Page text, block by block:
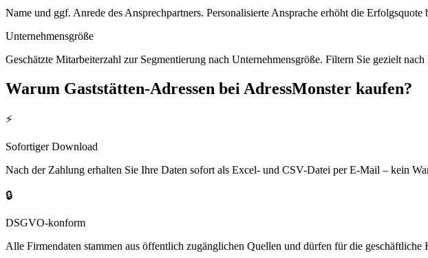
Name und ggf. Anrede des Ansprechpartners. Personalisierte Ansprache erhöht die
Unternehmensgröße
Geschätzte Mitarbeiterzahl zur Segmentierung nach Unternehmensgröße. Filtern Sie gezielt
Warum Gaststätten-Adressen bei AdressMonster kaufen?
⚡
Sofortiger Download
Nach der Zahlung erhalten Sie Ihre Daten sofort als Excel- und CSV-Datei per E-Mail – kein
🔒
DSGVO-konform
Alle Firmendaten stammen aus öffentlich zugänglichen Quellen und dürfen für die geschäftliche